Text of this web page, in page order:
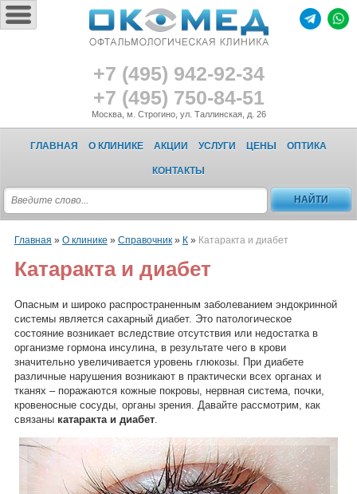
+7 (495) 942-92-34
+7 (495) 750-84-51
Москва, м. Строгино, ул. Таллинская, д. 26
ГЛАВНАЯ О КЛИНИКЕ АКЦИИ УСЛУГИ ЦЕНЫ ОПТИКА
КОНТАКТЫ
Главная » О клинике » Справочник» К» Катаракта и диабет
Катаракта и диабет
Опасным и широко распространенным заболеванием эндокринной
системы является сахарный диабет. Это патологическое
состояние возникает вследствие отсутствия или недостатка в
организме гормона инсулина, в результате чего в крови
значительно увеличивается уровень глюкозы. При диабете
различные нарушения возникают в практически всех органах и
тканях – поражаются кожные покровы, нервная система, почки,
кровеносные сосуды, органы зрения. Давайте рассмотрим, как
связаны катаракта и диабет.